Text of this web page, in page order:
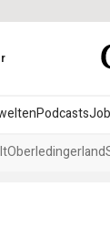
Podcasts
Oberledingerland